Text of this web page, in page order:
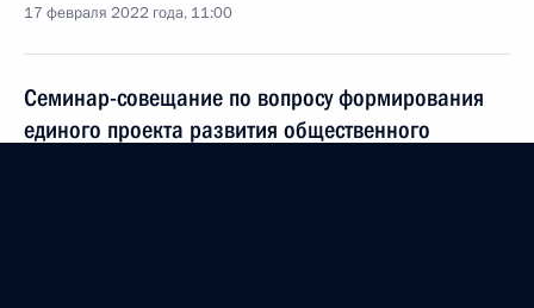
17 февраля 2022 года, 11:00
Семинар-совещание по вопросу формирования
единого проекта развития общественного